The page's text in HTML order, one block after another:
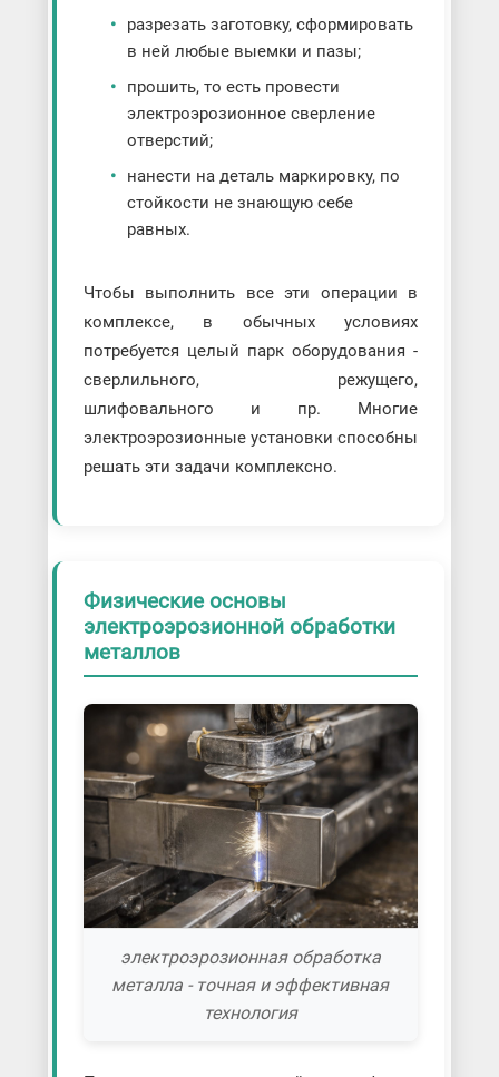
разрезать заготовку, сформировать
в ней любые выемки и пазы;
прошить, то есть провести
электроэрозионное сверление
отверстий;
нанести на деталь маркировку, по
стойкости не знающую себе
равных.
Чтобы выполнить все эти операции в
комплексе, в обычных условиях
потребуется целый парк оборудования -
сверлильного, режущего,
шлифовального и пр. Многие
электроэрозионные установки способны
решать эти задачи комплексно.
Физические основы
электроэрозионной обработки
металлов
электроэрозионная обработка
металла - точная и эффективная
технология